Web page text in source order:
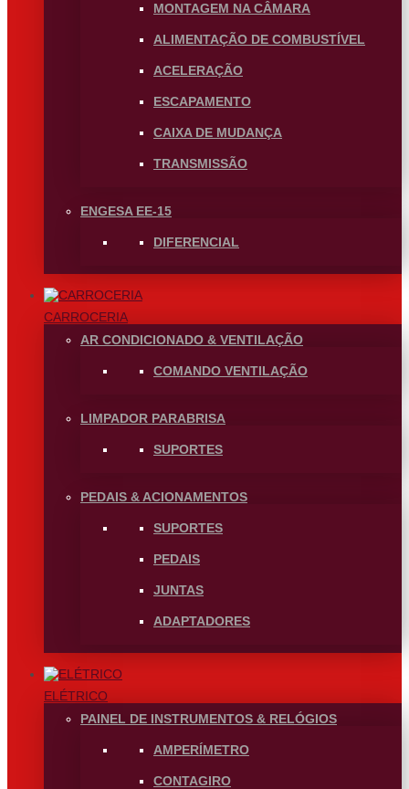
MONTAGEM NA CÂMARA
ALIMENTAÇÃO DE COMBUSTÍVEL
ACELERAÇÃO
ESCAPAMENTO
CAIXA DE MUDANÇA
TRANSMISSÃO
ENGESA EE-15
DIFERENCIAL
CARROCERIA
AR CONDICIONADO & VENTILAÇÃO
COMANDO VENTILAÇÃO
LIMPADOR PARABRISA
SUPORTES
PEDAIS & ACIONAMENTOS
SUPORTES
PEDAIS
JUNTAS
ADAPTADORES
ELÉTRICO
PAINEL DE INSTRUMENTOS & RELÓGIOS
AMPERÍMETRO
CONTAGIRO